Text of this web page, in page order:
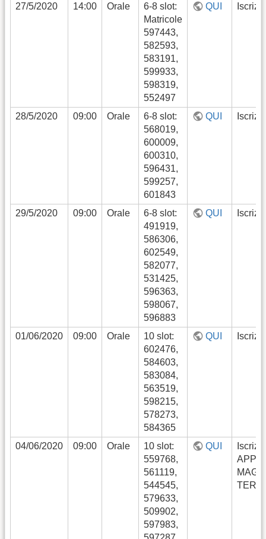
27/5/2020 14:00 Orale
6-8 slot:
Matricole
597443,
582593,
583191,
599933,
598319,
552497
QUI
28/5/2020 09:00 Orale
6-8 slot:
568019,
600009,
600310,
596431,
599257,
601843
QUI
29/5/2020 09:00 Orale
6-8 slot:
491919,
586306,
602549,
582077,
531425,
596363,
598067,
596883
QUI
01/06/2020 09:00 Orale
10 slot:
602476,
584603,
583084,
563519,
598215,
578273,
584365
QUI
04/06/2020 09:00 Orale
10 slot:
559768,
561119,
544545,
579633,
509902,
597983,
QUI